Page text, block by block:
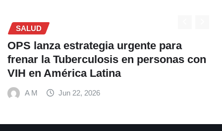
SALUD
OPS lanza estrategia urgente para
frenar la Tuberculosis en personas con
VIH en América Latina
A M Jun 22, 2026